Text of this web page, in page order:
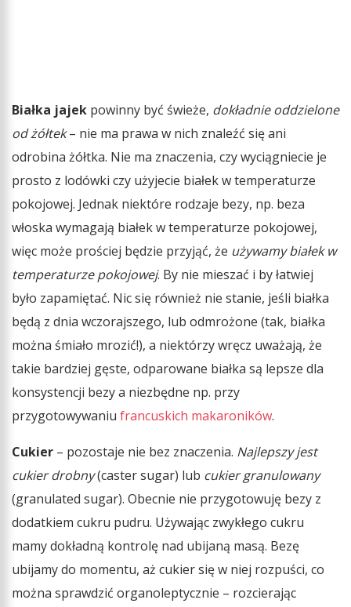
Białka jajek powinny być świeże, dokładnie oddzielone
od żółtek– nie ma prawa w nich znaleźć się ani
odrobina żółtka. Nie ma znaczenia, czy wyciągniecie je
prosto z lodówki czy użyjecie białek w temperaturze
pokojowej. Jednak niektóre rodzaje bezy, np. beza
włoska wymagają białek w temperaturze pokojowej,
więc może prościej będzie przyjąć, że używamy białek w
temperaturze pokojowej. By nie mieszać i by łatwiej
było zapamiętać. Nic się również nie stanie, jeśli białka
będą z dnia wczorajszego, lub odmrożone (tak, białka
można śmiało mrozić!), a niektórzy wręcz uważają, że
takie bardziej gęste, odparowane białka są lepsze dla
konsystencji bezy a niezbędne np. przy
przygotowywaniu francuskich makaroników.
Cukier – pozostaje nie bez znaczenia. Najlepszy jest
cukier drobny(caster sugar) lub cukier granulowany
(granulated sugar). Obecnie nie przygotowuję bezy z
dodatkiem cukru pudru. Używając zwykłego cukru
mamy dokładną kontrolę nad ubijaną masą. Bezę
ubijamy do momentu, aż cukier się w niej rozpuści, co
można sprawdzić organoleptycznie – rozcierając